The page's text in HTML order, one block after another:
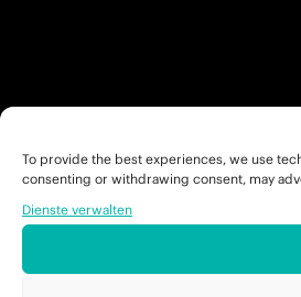
To provide the best experiences, we use
consenting or withdrawing consent, may
Dienste verwalten